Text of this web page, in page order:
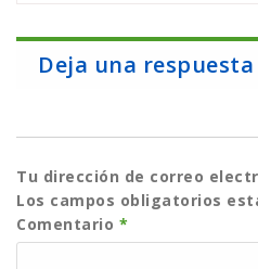
Deja una respuesta
Tu dirección de correo
Los campos obligatorios
Comentario *